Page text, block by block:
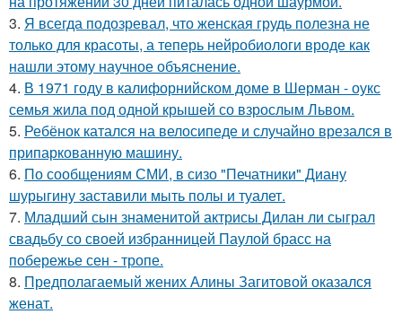
3. Я всегда подозревал, что женская грудь полезна не
только для красоты, а теперь нейробиологи вроде как
нашли этому научное объяснение.
4. В 1971 году в калифорнийском доме в Шерман - оукс
семья жила под одной крышей со взрослым Львом.
5. Ребёнок катался на велосипеде и случайно врезался в
припаркованную машину.
6. По сообщениям СМИ, в сизо "Печатники" Диану
шурыгину заставили мыть полы и туалет.
7. Младший сын знаменитой актрисы Дилан ли сыграл
свадьбу со своей избранницей Паулой брасс на
побережье сен - тропе.
8. Предполагаемый жених Алины Загитовой оказался
женат.